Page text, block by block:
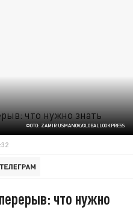
ФОТО: ZAMIR USMANOV/GLOBALLOOKPRESS
что нужно